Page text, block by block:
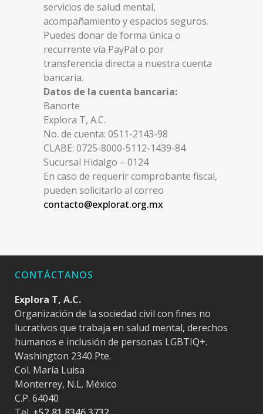
servicios de salud mental,
acompañamiento y espacios seguros.
Puedes donar de forma única o
recurrente vía PayPal o por
transferencia directa a nuestra cuenta
bancaria.
Datos de la cuenta bancaria:
Banorte
Explora T, A.C.
No. de cuenta: 0511-2143-98
CLABE: 0725-8000-5112-1439-84
Sucursal Hidalgo – 0124
En caso de requerir comprobante fiscal,
pueden solicitarlo al correo
contacto@explorat.org.mx
CONTÁCTANOS
Explora T, A.C.
Organización de la sociedad civil con fines no
lucrativos que trabaja en salud mental, derechos
humanos e inclusión de personas LGBTIQ+.
Washington 2340 Pte.
Col. María Luisa
Monterrey, N.L. México
C.P. 64040